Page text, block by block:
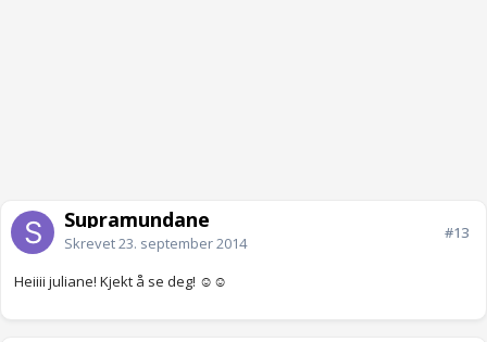
Supramundane
Skrevet23. september 2014
#13
Heiiii juliane! Kjekt å se deg! ☺️☺️